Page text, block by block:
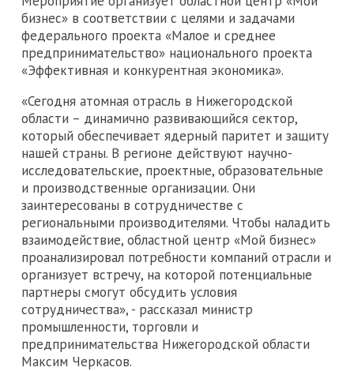
бизнес» в соответствии с целями и задачами
федерального проекта «Малое и среднее
предпринимательство» национального проекта
«Эффективная и конкурентная экономика».
«Сегодня атомная отрасль в Нижегородской
области – динамично развивающийся сектор,
который обеспечивает ядерный паритет и защиту
нашей страны. В регионе действуют научно-
исследовательские, проектные, образовательные
и производственные организации. Они
заинтересованы в сотрудничестве с
региональными производителями. Чтобы наладить
взаимодействие, областной центр «Мой бизнес»
проанализировал потребности компаний отрасли и
организует встречу, на которой потенциальные
партнеры смогут обсудить условия
сотрудничества», - рассказал министр
промышленности, торговли и
предпринимательства Нижегородской области
Максим Черкасов.